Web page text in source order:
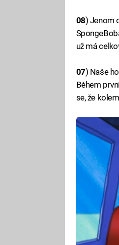
08) Jenom
už má
07) Naše
Během
se, že